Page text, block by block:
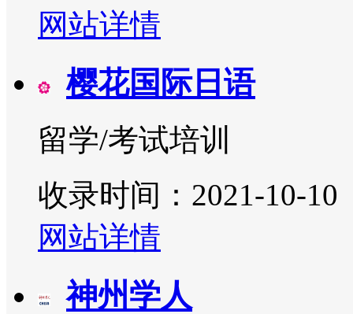
网站详情
樱花国际日语
留学/考试培训
收录时间：2021-10-10
网站详情
神州学人